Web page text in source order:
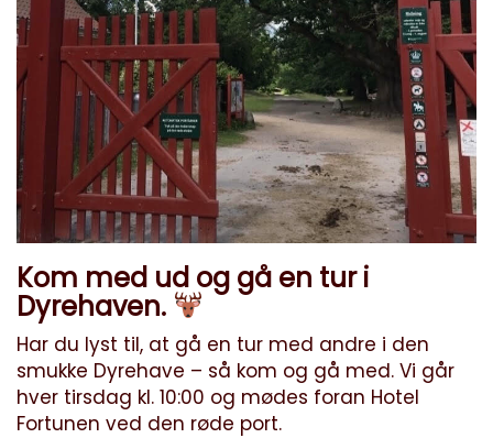
Kom med ud og gå en tur i
Dyrehaven.
Har du lyst til, at gå en tur med andre i den
smukke Dyrehave – så kom og gå med. Vi går
hver tirsdag kl. 10:00 og mødes foran Hotel
Fortunen ved den røde port.